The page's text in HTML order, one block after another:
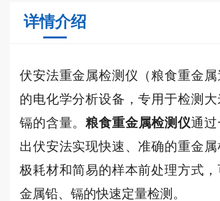
详情介绍
伏安法重金属检测仪（粮食重金
的电化学分析设备，专用于检测
镉的含量。粮食重金属检测仪通
出伏安法实现快速、准确的重金
极耗材和简易的样本前处理方式
金属铅、镉的快速定量检测。